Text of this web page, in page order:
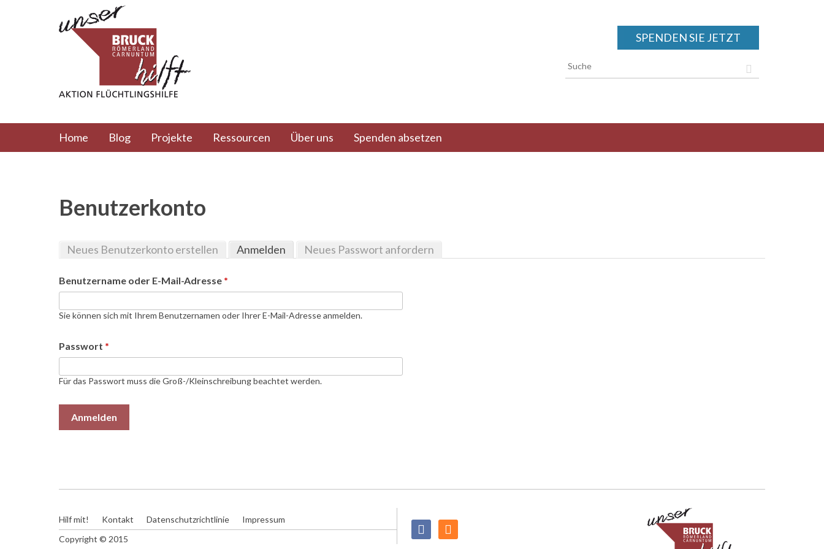
SPENDEN SIE JETZT
Suchformular
Hauptmenü
Home Blog Projekte Ressourcen Über uns Spenden absetzen
Benutzerkonto
Haupt-Reiter
Neues Benutzerkonto erstellen Anmelden (aktiver Reiter)
Neues Passwort anfordern
Benutzername oder E-Mail-Adresse *
Sie können sich mit Ihrem Benutzernamen oder Ihrer E-Mail-Adresse anmelden.
Passwort *
Für das Passwort muss die Groß-/Kleinschreibung beachtet werden.
Facebook
Hilf mit! Kontakt Datenschutzrichtlinie
Impressum
Copyright © 2015